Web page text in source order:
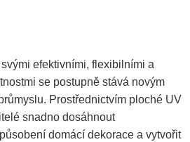
efektivními, flexibilními a
se postupně stává novým
Prostřednictvím ploché UV
snadno dosáhnout
domácí dekorace a vytvořit